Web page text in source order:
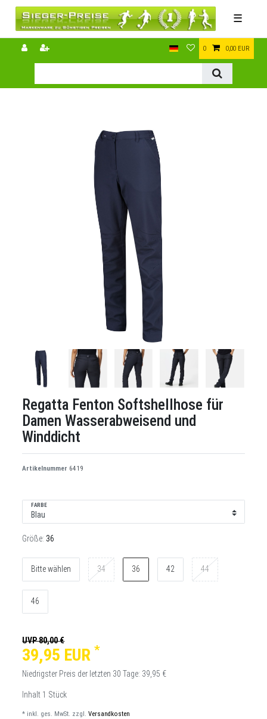
☰
0 0,00 EUR
Regatta Fenton Softshellhose für
Damen Wasserabweisend und
Winddicht
Artikelnummer 6419
FARBE
Größe: 36
Bitte wählen 34 36 42 44
46
UVP 80,00 €
39,95 EUR *
Niedrigster Preis der letzten 30 Tage: 39,95 €
Inhalt 1 Stück
* inkl. ges. MwSt. zzgl. Versandkosten